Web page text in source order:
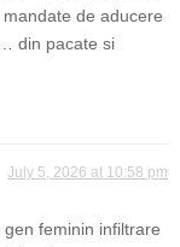
de aducere
din pacate si
July 5, 2026 at 10:58 pm
feminin infiltrare